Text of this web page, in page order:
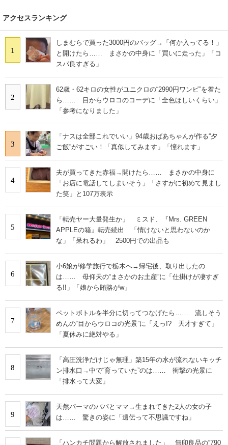
アクセスランキング
1
しまむらで買った3000円のバッグ→「何か入ってる！」
と開けたら…… まさかの中身に「買いに走った」「コ
スパ良すぎる」
2
62歳・62キロの女性がユニクロの“2990円ワンピ”を着た
ら…… 目からウロコのコーデに「全色ほしいくらい」
「参考になりました」
3
「ナスは全部これでいい」94歳おばあちゃんが作る“夕
ご飯”がすごい！「真似してみます」「憧れます」
4
夫が買ってきた赤福→開けたら…… まさかの中身に
「お店に電話してしまいそう」「さすがに初めて見まし
た笑」と107万表示
5
「転売ヤー大量発生か」 ミスド、『Mrs. GREEN
APPLEの箱』転売続出 「情けないと思わないのか
な」「呆れるわ」 2500円での出品も
6
小6娘が修学旅行で栃木へ→帰宅後、取り出したの
は…… 母仰天の“まさかのお土産”に「仕掛けが凄すぎ
る!!」「娘から賄賂がw」
7
ペットボトルを半分に切ってつなげたら…… 流しそう
めんの“目からウロコの光景”に「えっ!? 天才すぎて」
「夏休みに絶対やる」
8
「高圧洗浄だけじゃ無理」築15年の水が流れないキッチ
ン排水口→中で“育っていた”のは…… 衝撃の光景に
「排水って大変」
9
天然パーマのパパとママ→生まれてきた2人の女の子
は…… 驚きの姿に「遺伝って不思議ですね」
「ハンカチ問題から解放されました」 無印良品の“790